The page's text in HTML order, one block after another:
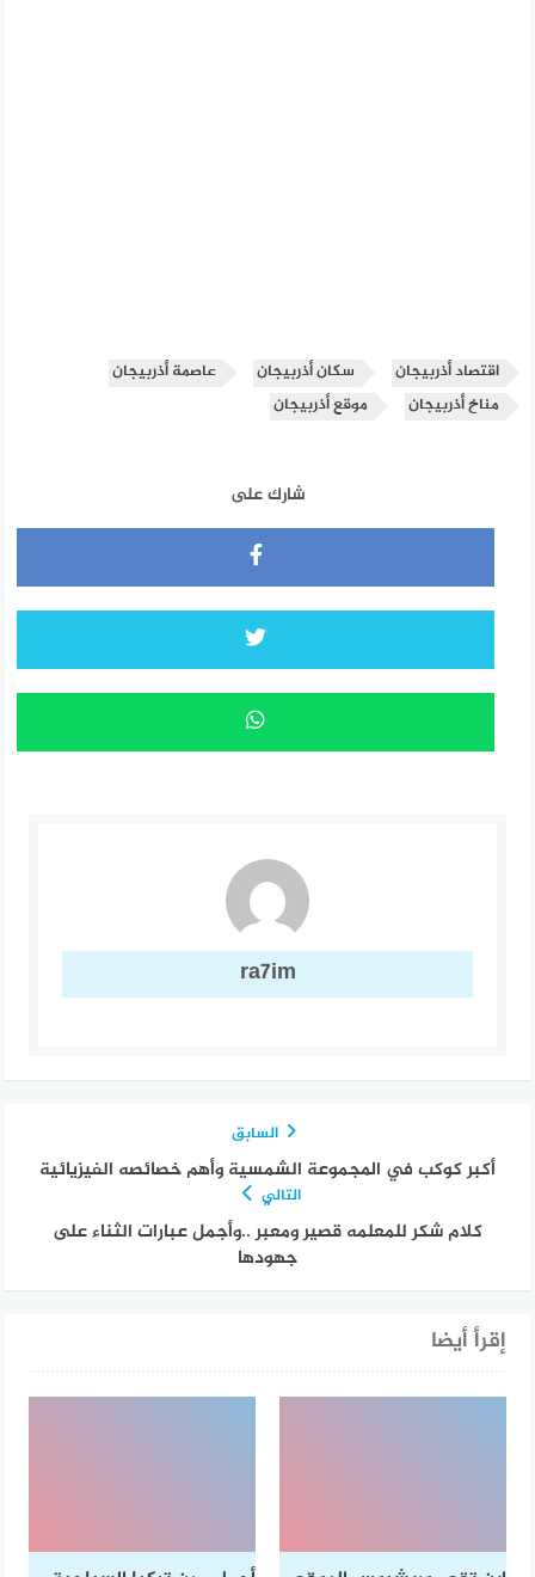
اقتصاد أذربيجان سكان أذربيجان
عاصمة أذربيجان
مناخ أذربيجان
موقع أذربيجان
شارك على
ra7im
السابق
أكبر كوكب في المجموعة الشمسية وأهم خصائصه الفيزيائية
التالي
كلام شكر للمعلمه قصير ومعبر ..وأجمل عبارات الثناء على
جهودها
إقرأ أيضا